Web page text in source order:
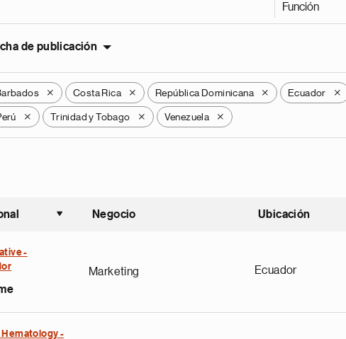
Función
de publicación
X Costa Rica X República Dominicana X Ecuador X
X Trinidad y Tobago X Venezuela X
Ordenar ascendente
Negocio Ubicación
-
Marketing Ecuador
Hematology -